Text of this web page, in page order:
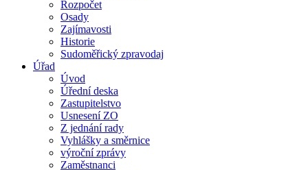
Rozpočet
Osady
Zajímavosti
Historie
Sudoměřický zpravodaj
Úřad
Úvod
Úřední deska
Zastupitelstvo
Usnesení ZO
Z jednání rady
Vyhlášky a směrnice
výroční zprávy
Zaměstnanci